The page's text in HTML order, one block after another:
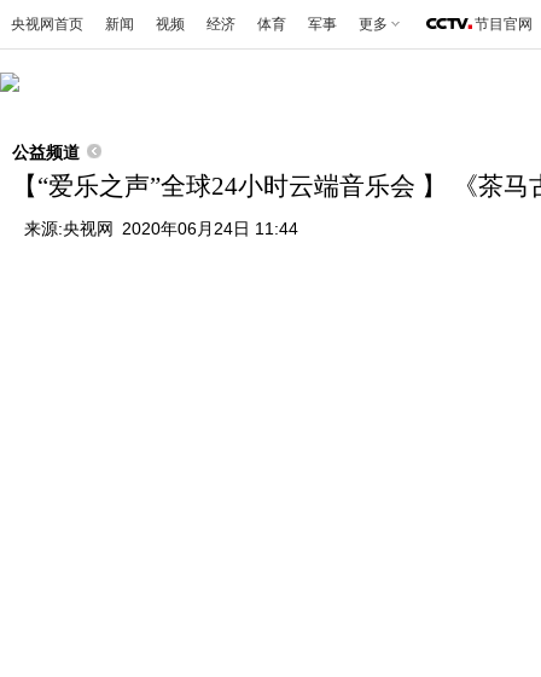
央视网首页 新闻 视频 经济 体育 军事 更多 节目官网
公益频道
【“爱乐之声”全球24小时云端音乐会 】 《茶马
来源:央视网 2020年06月24日 11:44